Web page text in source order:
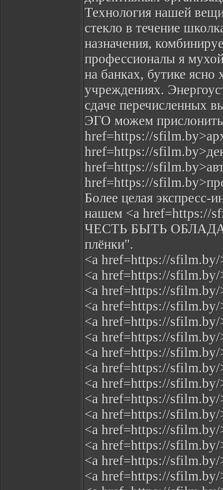
Технология нашей
стекло в течение
назначения,
профессионалы я
на банках, бутике ясно
учреждениях.
сдаче перечисленных
ЭГО можем
href=https://
href=https://
href=https://
href=https://
Более целая
нашем <a href=https://
ЧЕСТЬ БЫТЬ
плёнки".
<a href=https://sfilm.by/
<a href=https://sfilm.by/
<a href=https://sfilm.by/
<a href=https://sfilm.by/
<a href=https://sfilm.by/
<a href=https://sfilm.by/
<a href=https://sfilm.by/
<a href=https://sfilm.by/
<a href=https://sfilm.by/
<a href=https://sfilm.by/
<a href=https://sfilm.by/
<a href=https://sfilm.by/
<a href=https://sfilm.by/
<a href=https://sfilm.by/
<a href=https://sfilm.by/